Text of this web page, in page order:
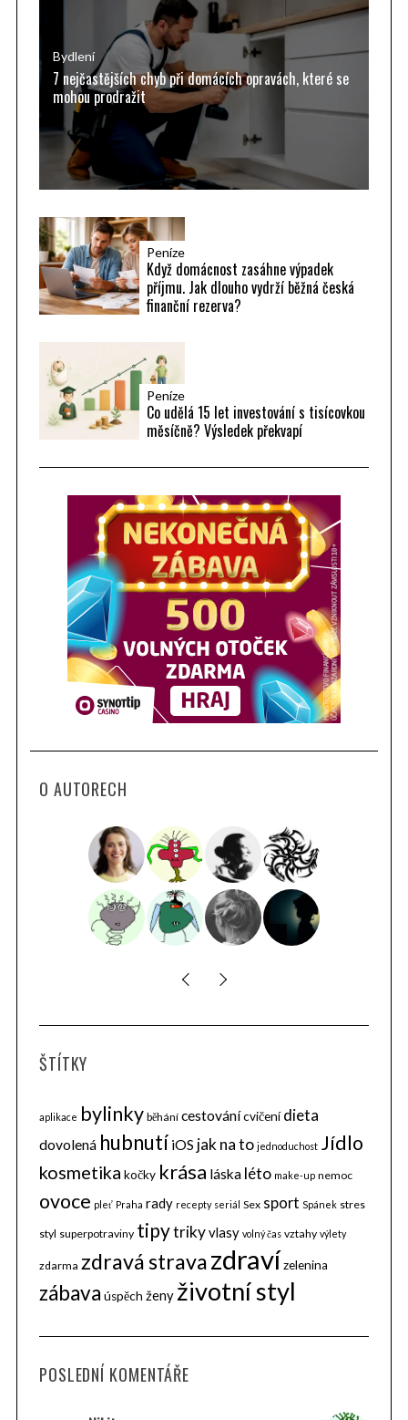
:
Bydlení
7 nejčastějších chyb při domácích opravách, které se
mohou prodražit
Peníze
Když domácnost zasáhne výpadek
příjmu. Jak dlouho vydrží běžná česká
finanční rezerva?
Peníze
Co udělá 15 let investování s tisícovkou
měsíčně? Výsledek překvapí
O AUTORECH
ŠTÍTKY
aplikace bylinky běhání cestovánícvičení dieta
dovolená hubnutí iOS jak na to jednoduchost Jídlo
kosmetika kočky krása láska léto make-up nemoc
ovoce pleť Praha rady recepty seriál Sex sport Spánek stres
styl superpotraviny tipytrikyvlasy volný čas vztahy výlety
zdarma zdravá stravazdravízelenina
zábava úspěch ženy životní styl
POSLEDNÍ KOMENTÁŘE